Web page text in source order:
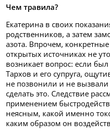
Чем травила?
Екатерина в своих
родственников, а затем
азота. Впрочем,
открытых источниках не
возникает вопрос: если
Тархов и его супруга,
не позвонили и не
сделать это. Следствие
применением
неясным, какой именно
каким образом он